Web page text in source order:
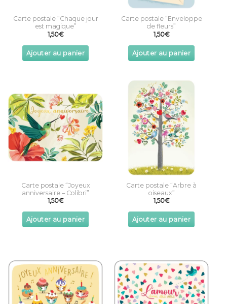
Carte postale “Chaque jour
est magique”
1,50€
Ajouter au panier
Carte postale “Enveloppe
de fleurs”
1,50€
Ajouter au panier
Carte postale “Joyeux
anniversaire – Colibri”
1,50€
Ajouter au panier
Carte postale “Arbre à
oiseaux”
1,50€
Ajouter au panier